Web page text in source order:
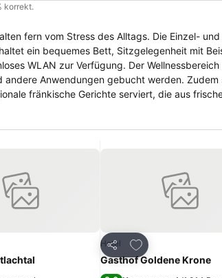
korrekt.
Stress des Alltags. Die Einzel- und
ein bequemes Bett, Sitzgelegenheit mit
Der Wellnessbereich mit
andere Anwendungen gebucht werden. Zudem
Bamberg und
kann.
hinzufügen
Teilen
Zu Favoriten
Hotel
Gasthof Goldene Krone